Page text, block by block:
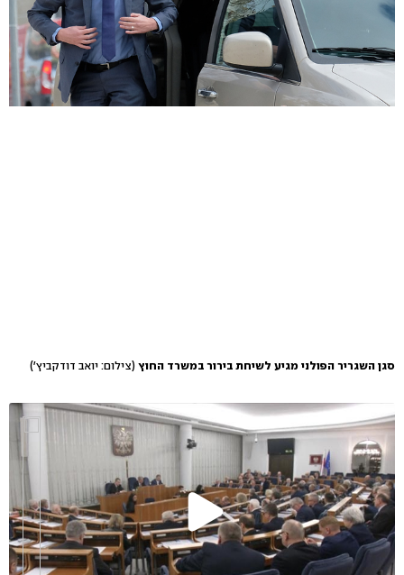
סגן השגריר הפולני מגיע לשיחת בירור במשרד החוץ (צילום: יואב דודקביץ')